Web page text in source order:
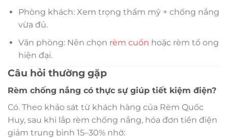
Phòng khách: Xem trọng thẩm mỹ + chống nắng
vừa đủ.
Văn phòng: Nên chọn rèm cuốn hoặc rèm tổ ong
hiện đại.
Câu hỏi thường gặp
Rèm chống nắng có thực sự giúp tiết kiệm điện?
Có. Theo khảo sát từ khách hàng của Rèm Quốc
Huy, sau khi lắp rèm chống nắng, hóa đơn tiền điện
giảm trung bình 15–30% nhờ: